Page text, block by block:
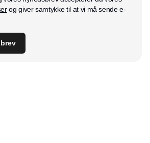
og giver samtykke til at vi må sende e-